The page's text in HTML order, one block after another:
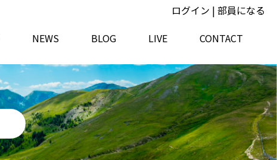
ログイン | 部員になる
NEWS BLOG LIVE CONTACT